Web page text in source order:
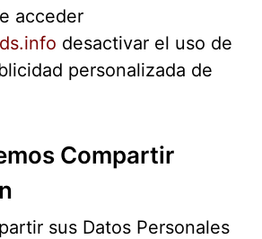
acceder
desactivar el uso de
personalizada de
Compartir
sus Datos Personales